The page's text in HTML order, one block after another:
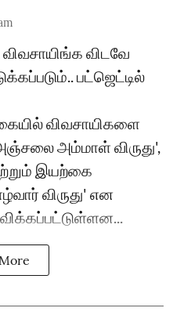
விடவே
பட்ஜெட்டில்
விவசாயிகளை
அம்மாள் விருது',
இயற்கை
விருது' என